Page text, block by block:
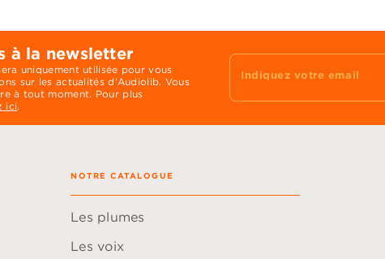
à la newsletter
uniquement utilisée pour vous
sur les actualités d'Audiolib. Vous
à tout moment. Pour plus
ici.
Indiquez votre email
NOTRE CATALOGUE
Les plumes
Les voix